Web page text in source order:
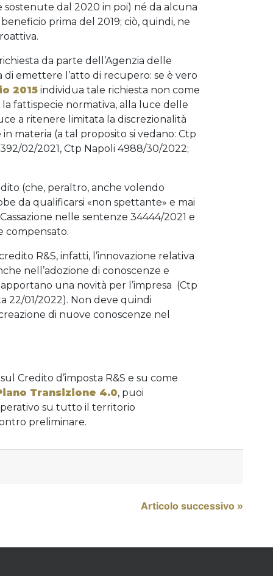
sostenute dal 2020 in poi) né da alcuna
prima del 2019; ciò, quindi, ne
da parte dell’Agenzia delle
emettere l’atto di recupero: se è vero
2015 individua tale richiesta non come
fattispecie normativa, alla luce delle
a ritenere limitata la discrezionalità
materia (a tal proposito si vedano: Ctp
02/2021, Ctp Napoli 4988/30/2022;
(che, peraltro, anche volendo
da qualificarsi «non spettante» e mai
nelle sentenze 34444/2021 e
compensato.
R&S, infatti, l’innovazione relativa
nell’adozione di conoscenze e
una novità per l’impresa (Ctp
22/01/2022). Non deve quindi
di nuove conoscenze nel
Credito d’imposta R&S e su come
Transizione 4.0, puoi
su tutto il territorio
preliminare.
Articolo successivo »